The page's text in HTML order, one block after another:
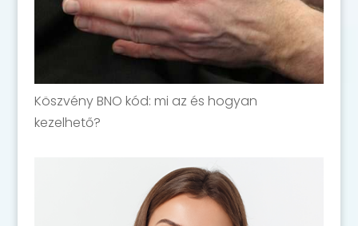
Köszvény BNO kód: mi az és hogyan
kezelhető?